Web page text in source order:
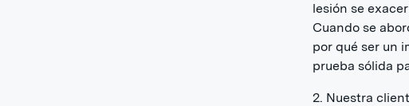
lesión se
Cuando se
por qué ser un
prueba sólida
2. Nuestra